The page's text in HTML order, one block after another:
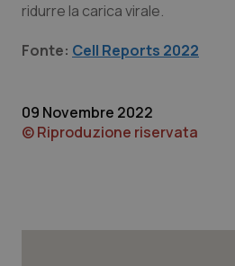
Sicilia
Neuroscienze &
ridurre la carica virale.
Fonte: Cell Reports 2022
09 Novembre 2022
© Riproduzione riservata